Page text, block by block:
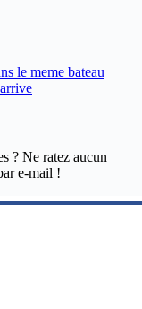
le meme bateau
? Ne ratez aucun
e-mail !